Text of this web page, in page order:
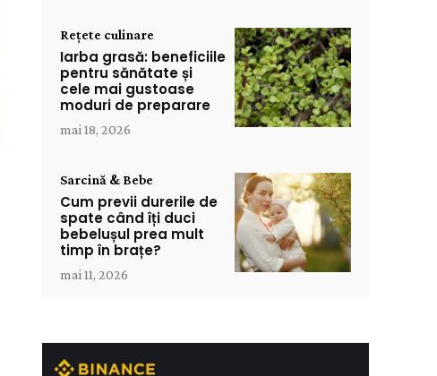
Rețete culinare
Iarba grasă: beneficiile
pentru sănătate și
cele mai gustoase
moduri de preparare
mai 18, 2026
Sarcină & Bebe
Cum previi durerile de
spate când îți duci
bebelușul prea mult
timp în brațe?
mai 11, 2026